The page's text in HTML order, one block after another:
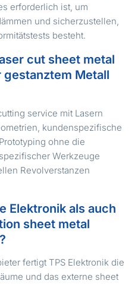
erforderlich ist, um
und sicherzustellen,
besteht.
cut sheet metal
Metall
service mit Lasern
kundenspezifische
ohne die
Werkzeuge
Revolverstanzen
Elektronik als auch
sheet metal
fertigt TPS Elektronik die
und das externe sheet